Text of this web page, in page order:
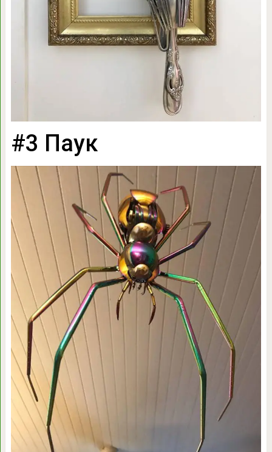
#3 Паук